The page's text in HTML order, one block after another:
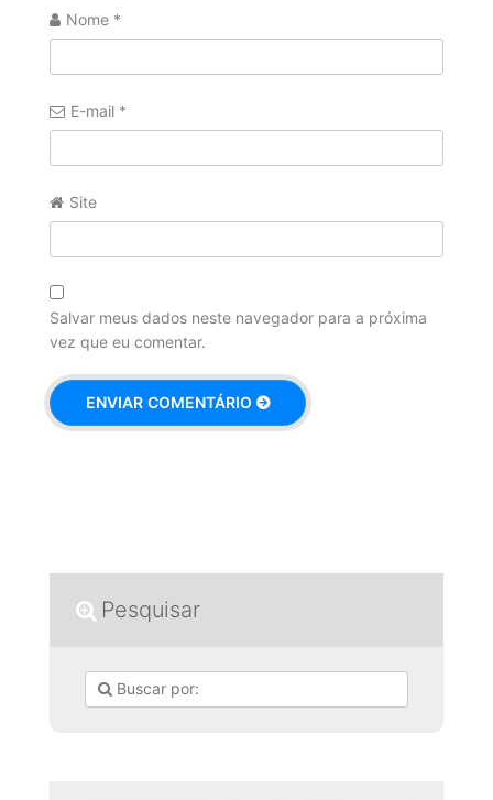
Nome *
E-mail *
Site
Salvar meus dados neste navegador para a próxima
vez que eu comentar.
Pesquisar